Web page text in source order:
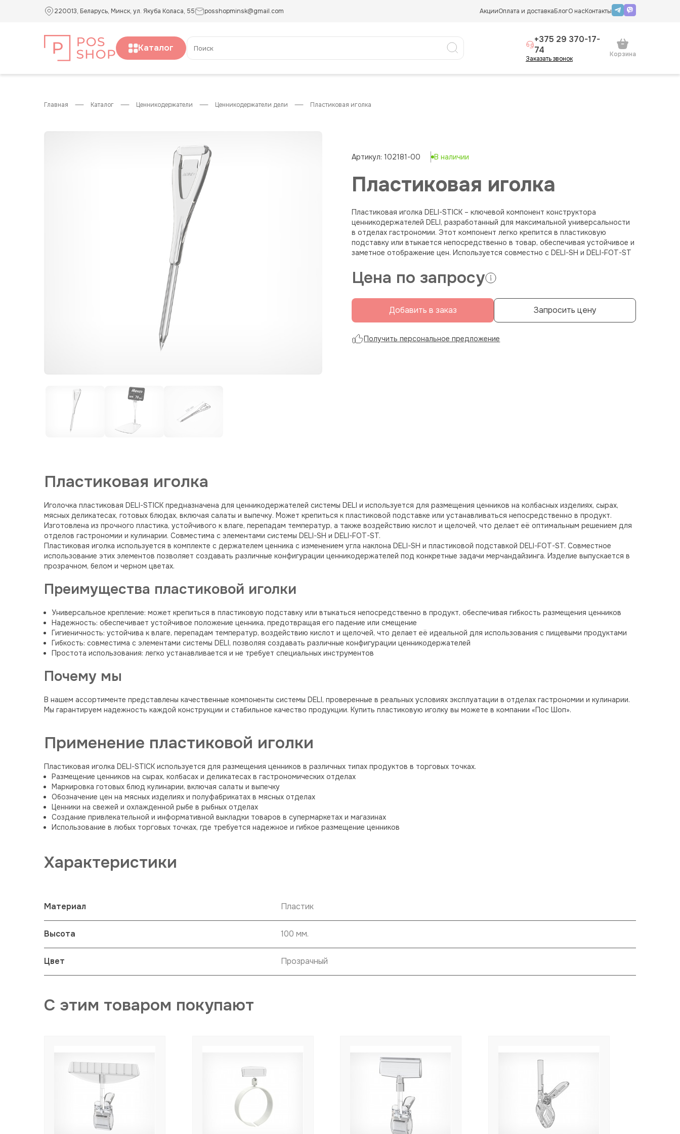
220013, Беларусь, Минск, ул. Якуба Коласа, 55 posshopminsk@gmail.com АкцииОплата и доставкаБлогО насКонтакты
Каталог
+375 29 370-17-
74
Заказать звонок
Корзина
главная каталог ценникодержатели ценникодержатели дели пластиковая иголка
Артикул: 102181-00 В наличии
Пластиковая иголка
Пластиковая иголка DELI-STICK – ключевой компонент конструктора
ценникодержателей DELI, разработанный для максимальной универсальности
в отделах гастрономии. Этот компонент легко крепится в пластиковую
подставку или втыкается непосредственно в товар, обеспечивая устойчивое и
заметное отображение цен. Используется совместно с DELI-SH и DELI-FOT-ST
Цена по запросу
Добавить в заказ Запросить цену
Получить персональное предложение
Пластиковая иголка
Иголочка пластиковая DELI-STICK предназначена для ценникодержателей системы DELI и используется для размещения ценников на колбасных изделиях, сырах,
мясных деликатесах, готовых блюдах, включая салаты и выпечку. Может крепиться к пластиковой подставке или устанавливаться непосредственно в продукт.
Изготовлена из прочного пластика, устойчивого к влаге, перепадам температур, а также воздействию кислот и щелочей, что делает её оптимальным решением для
отделов гастрономии и кулинарии. Совместима с элементами системы DELI-SH и DELI-FOT-ST.
Пластиковая иголка используется в комплекте с держателем ценника с изменением угла наклона DELI-SH и пластиковой подставкой DELI-FOT-ST. Совместное
использование этих элементов позволяет создавать различные конфигурации ценникодержателей под конкретные задачи мерчандайзинга. Изделие выпускается в
прозрачном, белом и черном цветах.
Преимущества пластиковой иголки
Универсальное крепление: может крепиться в пластиковую подставку или втыкаться непосредственно в продукт, обеспечивая гибкость размещения ценников
Надежность: обеспечивает устойчивое положение ценника, предотвращая его падение или смещение
Гигиеничность: устойчива к влаге, перепадам температур, воздействию кислот и щелочей, что делает её идеальной для использования с пищевыми продуктами
Гибкость: совместима с элементами системы DELI, позволяя создавать различные конфигурации ценникодержателей
Простота использования: легко устанавливается и не требует специальных инструментов
Почему мы
В нашем ассортименте представлены качественные компоненты системы DELI, проверенные в реальных условиях эксплуатации в отделах гастрономии и кулинарии.
Мы гарантируем надежность каждой конструкции и стабильное качество продукции. Купить пластиковую иголку вы можете в компании «Пос Шоп».
Применение пластиковой иголки
Пластиковая иголка DELI-STICK используется для размещения ценников в различных типах продуктов в торговых точках.
Размещение ценников на сырах, колбасах и деликатесах в гастрономических отделах
Маркировка готовых блюд кулинарии, включая салаты и выпечку
Обозначение цен на мясных изделиях и полуфабрикатах в мясных отделах
Ценники на свежей и охлажденной рыбе в рыбных отделах
Создание привлекательной и информативной выкладки товаров в супермаркетах и магазинах
Использование в любых торговых точках, где требуется надежное и гибкое размещение ценников
Характеристики
Материал Пластик
Высота 100 мм.
Цвет Прозрачный
С этим товаром покупают